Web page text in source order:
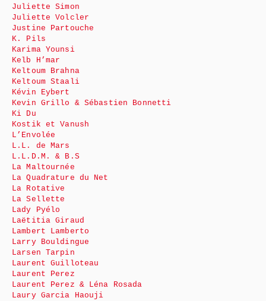
Juliette Simon
Juliette Volcler
Justine Partouche
K. Pils
Karima Younsi
Kelb H’mar
Keltoum Brahna
Keltoum Staali
Kévin Eybert
Kevin Grillo & Sébastien Bonnetti
Ki Du
Kostik et Vanush
L’Envolée
L.L. de Mars
L.L.D.M. & B.S
La Maltournée
La Quadrature du Net
La Rotative
La Sellette
Lady Pyélo
Laëtitia Giraud
Lambert Lamberto
Larry Bouldingue
Larsen Tarpin
Laurent Guilloteau
Laurent Perez
Laurent Perez & Léna Rosada
Laury Garcia Haouji